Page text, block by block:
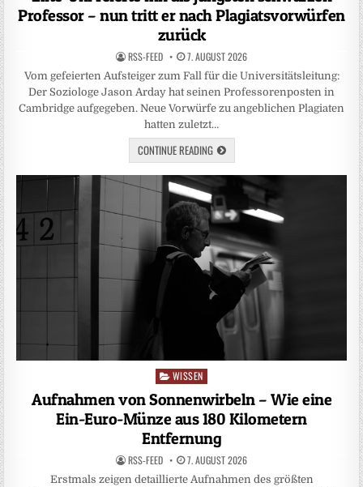
Professor – nun tritt er nach Plagiatsvorwürfen
zurück
RSS-FEED 7. AUGUST 2026
Vom gefeierten Aufsteiger zum Fall für die Universitätsleitung:
Der Soziologe Jason Arday hat seinen Professorenposten in
Cambridge aufgegeben. Neue Vorwürfe zu angeblichen Plagiaten
hatten zuletzt…
CONTINUE READING
Posted
in
WISSEN
Aufnahmen von Sonnenwirbeln – Wie eine
Ein-Euro-Münze aus 180 Kilometern
Entfernung
RSS-FEED 7. AUGUST 2026
Erstmals zeigen detaillierte Aufnahmen des größten